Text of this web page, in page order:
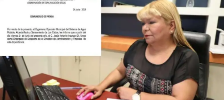
actividades de acceso libre